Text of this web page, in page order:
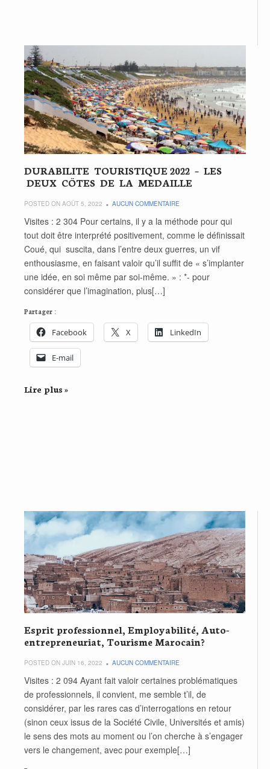
DURABILITE TOURISTIQUE 2022 – LES
DEUX CÖTES DE LA MEDAILLE
POSTED ON AOÛT 5, 2022 AUCUN COMMENTAIRE
Visites : 2 304 Pour certains, il y a la méthode pour qui
tout doit être interprété positivement, comme le définissait
Coué, qui suscita, dans l’entre deux guerres, un vif
enthousiasme, en faisant valoir qu’il suffit de « s’implanter
une idée, en soi même par soi-même. » : *- pour
considérer que l’imagination, plus[…]
Partager :
Facebook X LinkedIn
E-mail
Lire plus »
Esprit professionnel, Employabilité, Auto-
entrepreneuriat, Tourisme Marocain?
POSTED ON JUIN 16, 2022 AUCUN COMMENTAIRE
Visites : 2 094 Ayant fait valoir certaines problématiques
de professionnels, il convient, me semble t’il, de
considérer, par les rares cas d’interrogations en retour
(sinon ceux issus de la Société Civile, Universités et amis)
le sens des mots au moment ou l’on cherche à s’engager
vers le changement, avec pour exemple[…]